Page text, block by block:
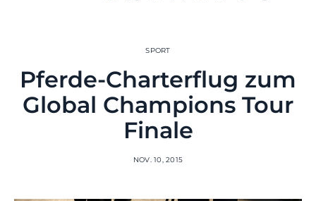
SPORT
Pferde-Charterflug zum
Global Champions Tour
Finale
NOV. 10, 2015